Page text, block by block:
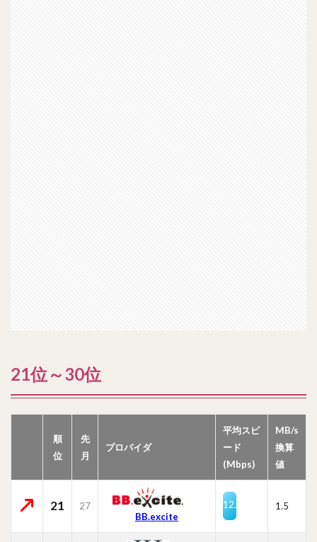
21位～30位
順
位
先
月
プロバイダ
平均スピ
ード
(Mbps)
MB/s
換算
値
21
27
BB.excite
12.2 1.5